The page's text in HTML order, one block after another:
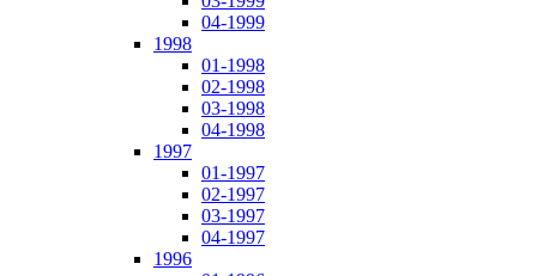
04-1999
1998
01-1998
02-1998
03-1998
04-1998
1997
01-1997
02-1997
03-1997
04-1997
1996